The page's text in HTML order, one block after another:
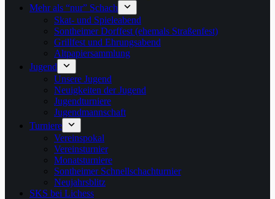
Mehr als “nur” Schach
Skat- und Spieleabend
Sontheimer Dorffest (ehemals Straßenfest)
Grillfest und Ehrungsabend
Altpapiersammlung
Jugend
Unsere Jugend
Neuigkeiten der Jugend
Jugendturniere
Jugendmannschaft
Turniere
Vereinspokal
Vereinsturnier
Monatsturniere
Sontheimer Schnellschachturnier
Neujahrsblitz
SKS bei Lichess